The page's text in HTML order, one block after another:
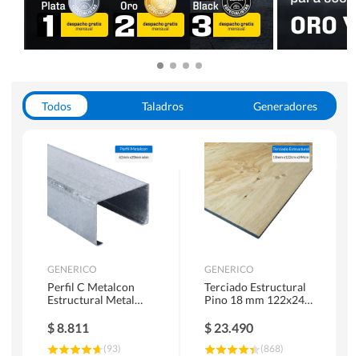
Todos Taladros
Generadores
Herramientas Manuales
Sierras Circulares
GENERICO
Perfil C Metalcon
Estructural Metal
$8.811
(93)
GENERICO
Terciado Estructural
Pino 18 mm 122x244
$ 23.490
(868)